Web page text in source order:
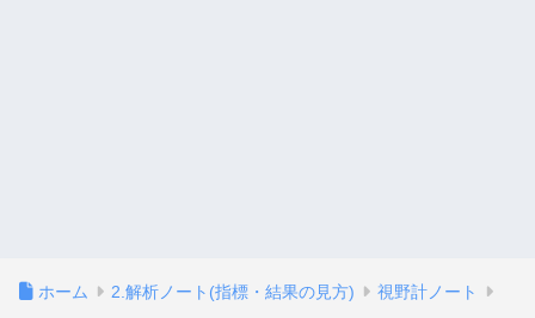
ホーム 2.解析ノート(指標・結果の見方) 視野計ノート